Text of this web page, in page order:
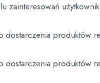
zainteresowań
dostarczenia produktów
dostarczenia produktów